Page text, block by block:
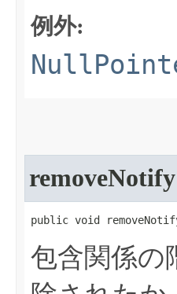
例外:
removeNotify
public void
包含関係の